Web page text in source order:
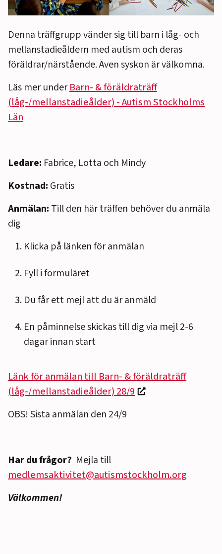
Denna träffgrupp vänder sig till barn i låg- och
mellanstadieåldern med autism och deras
föräldrar/närstående. Även syskon är välkomna.
Läs mer underBarn- & föräldraträff
(låg-/mellanstadieålder) - Autism Stockholms
Län
Ledare: Fabrice, Lotta och Mindy
Kostnad: Gratis
Anmälan: Till den här träffen behöver du anmäla
dig
Klicka på länken för anmälan
Fyll i formuläret
Du får ett mejl att du är anmäld
En påminnelse skickas till dig via mejl 2-6
dagar innan start
Länk för anmälan till Barn- & föräldraträff
(låg-/mellanstadieålder) 28/9
OBS! Sista anmälan den 24/9
Har du frågor? Mejla till
medlemsaktivitet@autismstockholm.org
Välkommen!